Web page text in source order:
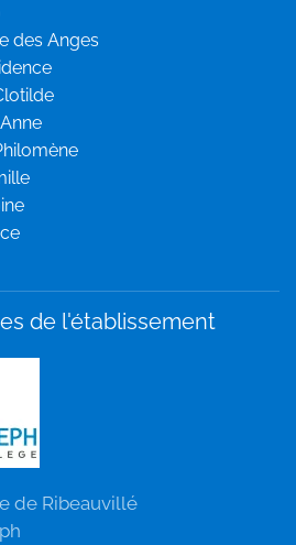
des Anges
de l'établissement
de Ribeauvillé